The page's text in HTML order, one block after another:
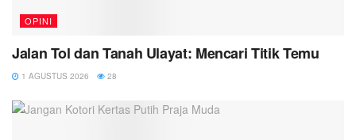
OPINI
Jalan Tol dan Tanah Ulayat: Mencari Titik Temu
1 AGUSTUS 2026 28